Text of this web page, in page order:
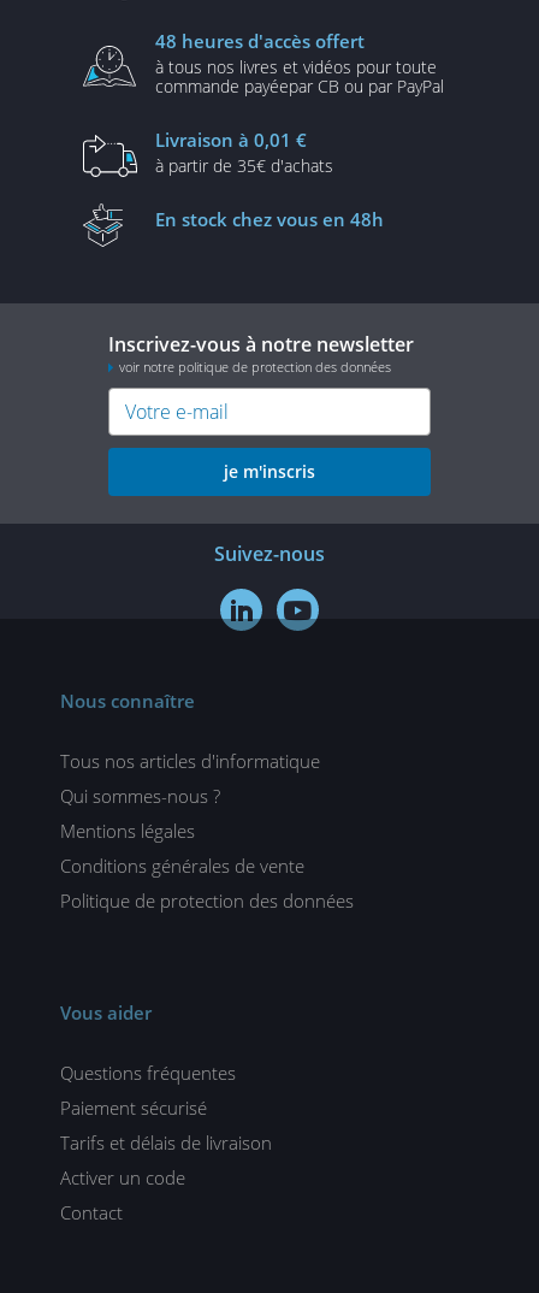
48 heures d'accès offert
à tous nos livres et vidéos pour toute
commande payéepar CB ou par PayPal
Livraison à 0,01 €
à partir de 35€ d'achats
En stock chez vous en 48h
Inscrivez-vous à notre newsletter
voir notre politique de protection des données
je m'inscris
Suivez-nous
 
Nous connaître
Tous nos articles d'informatique
Qui sommes-nous ?
Mentions légales
Conditions générales de vente
Politique de protection des données
Vous aider
Questions fréquentes
Paiement sécurisé
Tarifs et délais de livraison
Activer un code
Contact